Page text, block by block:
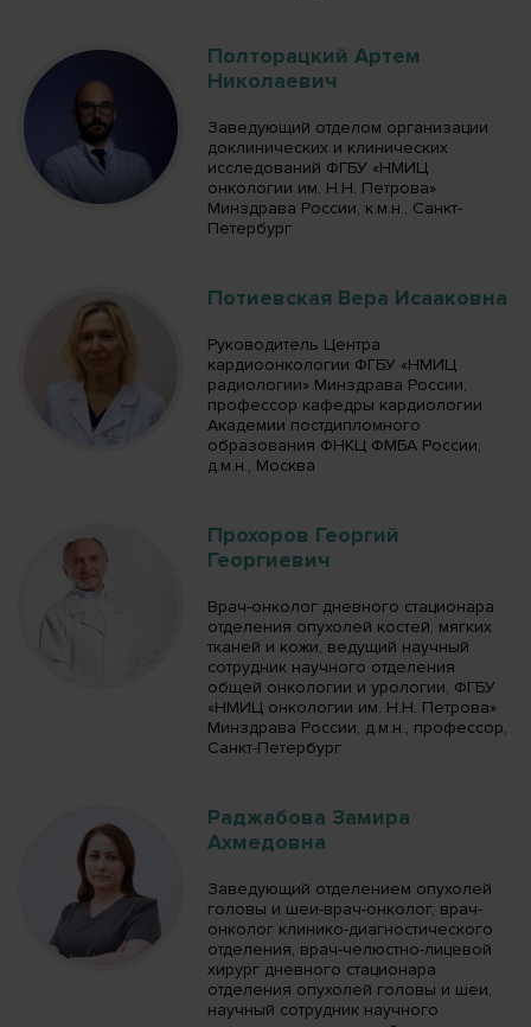
Полторацкий Артем
Николаевич
Заведующий отделом организации
доклинических и клинических
исследований ФГБУ «НМИЦ
онкологии им. Н.Н. Петрова»
Минздрава России, к.м.н., Санкт-
Петербург
Потиевская Вера Исааковна
Руководитель Центра
кардиоонкологии ФГБУ «НМИЦ
радиологии» Минздрава России,
профессор кафедры кардиологии
Академии постдипломного
образования ФНКЦ ФМБА России,
д.м.н., Москва
Прохоров Георгий
Георгиевич
Врач-онколог дневного стационара
отделения опухолей костей, мягких
тканей и кожи, ведущий научный
сотрудник научного отделения
общей онкологии и урологии, ФГБУ
«НМИЦ онкологии им. Н.Н. Петрова»
Минздрава России, д.м.н., профессор,
Санкт-Петербург
Раджабова Замира
Ахмедовна
Заведующий отделением опухолей
головы и шеи-врач-онколог, врач-
онколог клинико-диагностического
отделения, врач-челюстно-лицевой
хирург дневного стационара
отделения опухолей головы и шеи,
научный сотрудник научного